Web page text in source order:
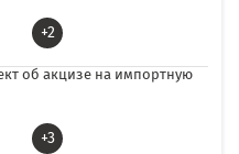
+2
об акцизе на импортную
+3